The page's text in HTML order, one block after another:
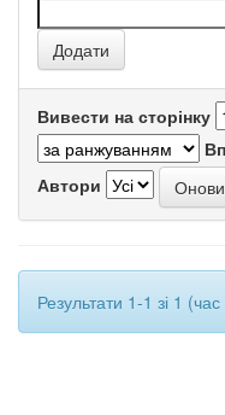
Вивести на сторінку
Автори
Результати 1-1 зі 1